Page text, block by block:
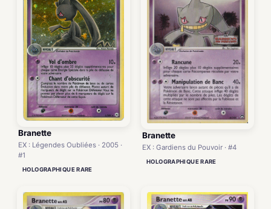
Branette
EX : Légendes Oubliées · 2005 ·
#1
HOLOGRAPHIQUE RARE
Branette
EX : Gardiens du Pouvoir · #4
HOLOGRAPHIQUE RARE